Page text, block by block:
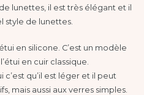
lunettes, il est très élégant et il
style de lunettes.
en silicone. C’est un modèle
en cuir classique.
c’est qu’il est léger et il peut
mais aussi aux verres simples.